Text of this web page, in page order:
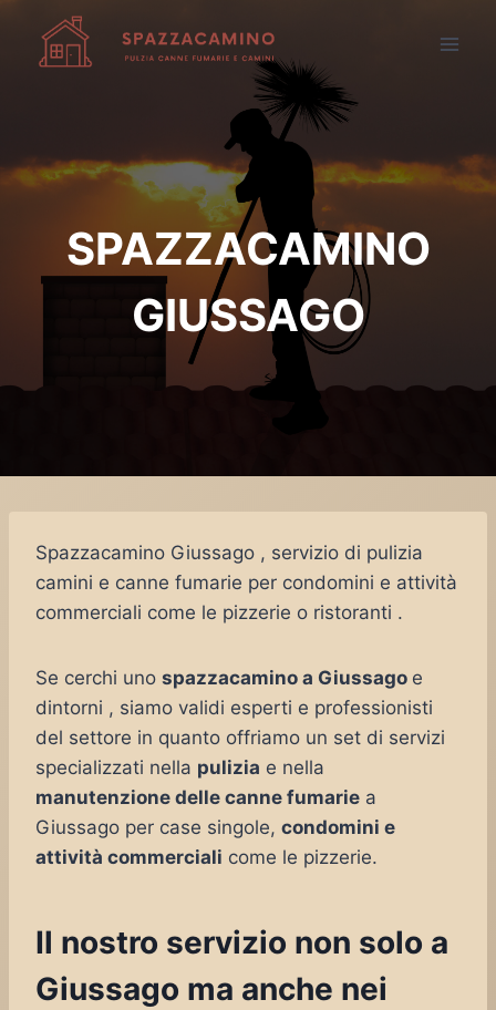
contenuto
SPAZZACAMINO
GIUSSAGO
Spazzacamino Giussago , servizio di pulizia
camini e canne fumarie per condomini e attività
commerciali come le pizzerie o ristoranti .
Se cerchi uno spazzacamino a Giussago e
dintorni , siamo validi esperti e professionisti
del settore in quanto offriamo un set di servizi
specializzati nella pulizia e nella
manutenzione delle canne fumarie a
Giussago per case singole, condomini e
attività commerciali come le pizzerie.
Il nostro servizio non solo a
Giussago ma anche nei